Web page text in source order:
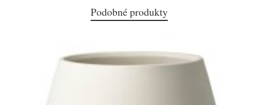
Podobné produkty